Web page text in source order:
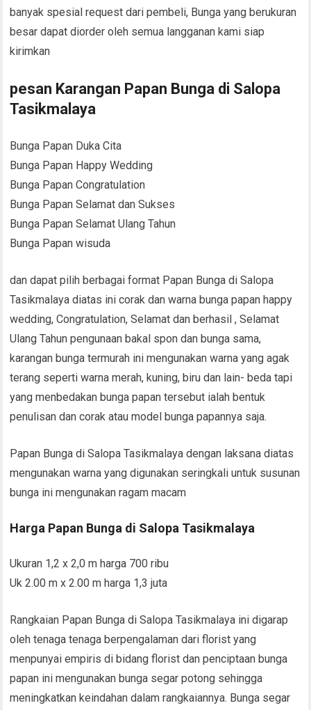
banyak spesial request dari pembeli, Bunga yang berukuran
besar dapat diorder oleh semua langganan kami siap
kirimkan
pesan Karangan Papan Bunga di Salopa
Tasikmalaya
Bunga Papan Duka Cita
Bunga Papan Happy Wedding
Bunga Papan Congratulation
Bunga Papan Selamat dan Sukses
Bunga Papan Selamat Ulang Tahun
Bunga Papan wisuda
dan dapat pilih berbagai format Papan Bunga di Salopa
Tasikmalaya diatas ini corak dan warna bunga papan happy
wedding, Congratulation, Selamat dan berhasil , Selamat
Ulang Tahun pengunaan bakal spon dan bunga sama,
karangan bunga termurah ini mengunakan warna yang agak
terang seperti warna merah, kuning, biru dan lain- beda tapi
yang menbedakan bunga papan tersebut ialah bentuk
penulisan dan corak atau model bunga papannya saja.
Papan Bunga di Salopa Tasikmalaya dengan laksana diatas
mengunakan warna yang digunakan seringkali untuk susunan
bunga ini mengunakan ragam macam
Harga Papan Bunga di Salopa Tasikmalaya
Ukuran 1,2 x 2,0 m harga 700 ribu
Uk 2.00 m x 2.00 m harga 1,3 juta
Rangkaian Papan Bunga di Salopa Tasikmalaya ini digarap
oleh tenaga tenaga berpengalaman dari florist yang
menpunyai empiris di bidang florist dan penciptaan bunga
papan ini mengunakan bunga segar potong sehingga
meningkatkan keindahan dalam rangkaiannya. Bunga segar